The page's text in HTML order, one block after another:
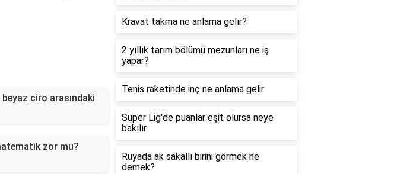
ciro arasındaki
zor mu?
Kravat takma ne anlama gelır?
2 yıllık tarım bölümü mezunları ne iş
yapar?
Tenis raketinde inç ne anlama gelir
Süper Lig'de puanlar eşit olursa neye
bakılır
Rüyada ak sakallı birini görmek ne
demek?